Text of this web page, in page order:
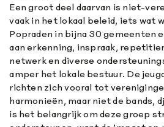
Een groot deel daarvan is niet-
vaak in het lokaal beleid, iets wat
Popraden in bijna 30 gemeenten
aan erkenning, inspraak,
netwerk en diverse
amper het lokale bestuur. De
richten zich vooral tot
harmonieën, maar niet de bands,
is het belangrijk om deze groep